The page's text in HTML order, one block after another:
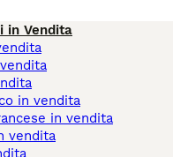
in Vendita
in vendita
in vendita
vendita